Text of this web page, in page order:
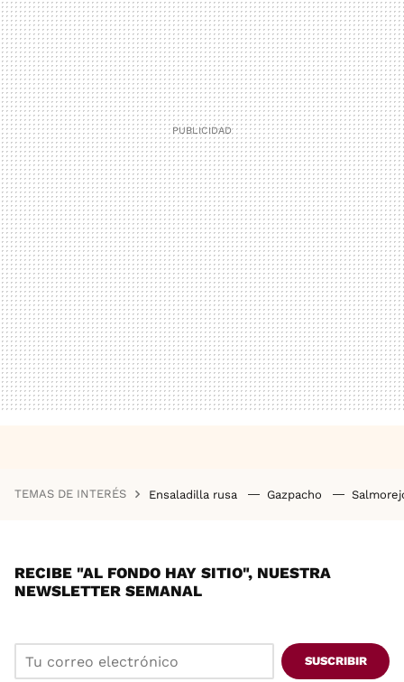
TEMAS DE INTERÉS Ensaladilla rusa Gazpacho
RECIBE "AL FONDO HAY SITIO", NUESTRA
NEWSLETTER SEMANAL
SUSCRIBIR